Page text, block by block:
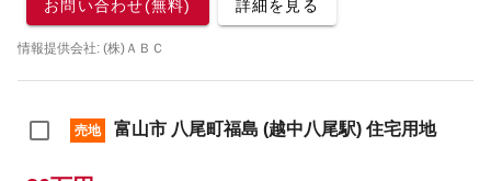
お問い合わせ(無料) 詳細を見る
情報提供会社: (株)ＡＢＣ
売地 富山市 八尾町福島 (越中八尾駅) 住宅用地